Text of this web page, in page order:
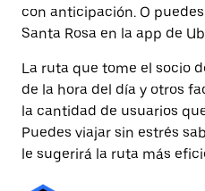
con anticipación. O
Santa Rosa en la app de
La ruta que tome el socio
de la hora del día y otros
la cantidad de usuarios
Puedes viajar sin estrés
le sugerirá la ruta más